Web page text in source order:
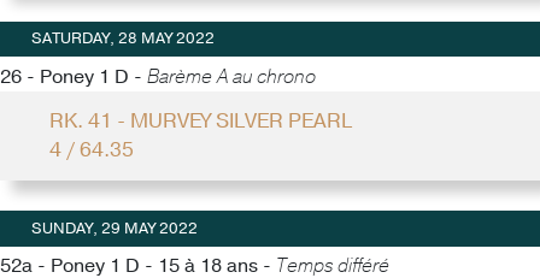
SATURDAY, 28 MAY 2022
26 - Poney 1 D - Barème A au chrono
RK. 41 - MURVEY SILVER PEARL
4 / 64.35
SUNDAY, 29 MAY 2022
52a - Poney 1 D - 15 à 18 ans - Temps différé